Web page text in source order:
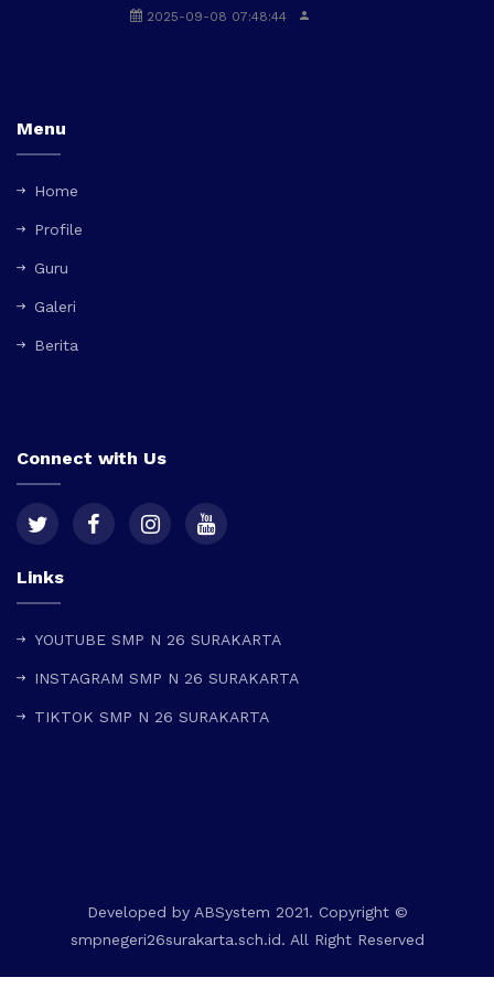
2025-09-08 07:48:44
Menu
Home
Profile
Guru
Galeri
Berita
Connect with Us
Links
YOUTUBE SMP N 26 SURAKARTA
INSTAGRAM SMP N 26 SURAKARTA
TIKTOK SMP N 26 SURAKARTA
Developed by ABSystem 2021. Copyright ©
smpnegeri26surakarta.sch.id. All Right Reserved